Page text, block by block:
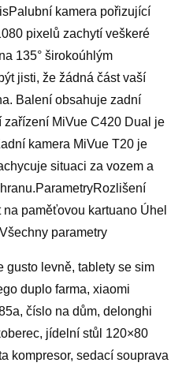
kamera pořizující
pixelů zachytí veškeré
135° širokoúhlým
jisti, že žádná část vaší
Balení obsahuje zadní
zařízení MiVue C420 Dual je
kamera MiVue T20 je
situaci za vozem a
paměťovou kartuano Úhel
parametry
gusto levně, tablety se sim
duplo farma, xiaomi
číslo na dům, delonghi
jídelní stůl 120×80
kompresor, sedací souprava